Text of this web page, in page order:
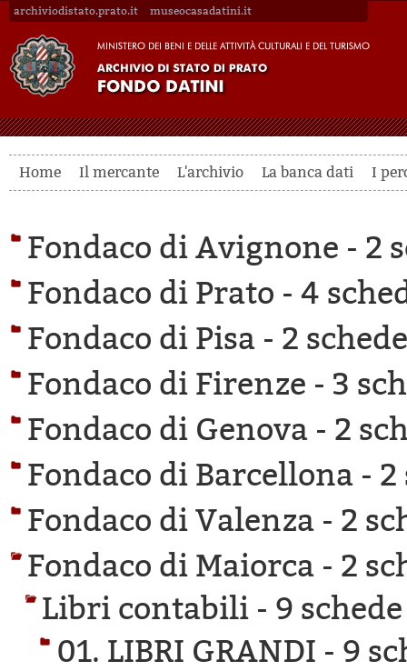
archiviodistato.prato.it museocasadatini.it
Home Il mercante L'archivio La banca dati I
Fondaco di Avignone - 2
Fondaco di Prato - 4
Fondaco di Pisa - 2
Fondaco di Firenze - 3
Fondaco di Genova - 2
Fondaco di Barcellona - 2
Fondaco di Valenza - 2
Fondaco di Maiorca - 2
Libri contabili - 9
01. LIBRI GRANDI - 9